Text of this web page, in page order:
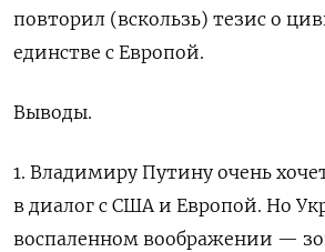
повторил (вскользь) тезис о
единстве с Европой.
Выводы.
1. Владимиру Путину очень
в диалог с США и Европой. Но
воспаленном воображении —